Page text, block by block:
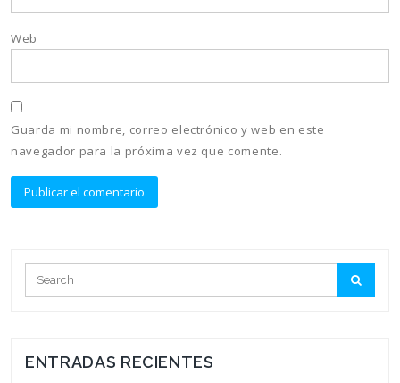
Web
Guarda mi nombre, correo electrónico y web en este
navegador para la próxima vez que comente.
ENTRADAS RECIENTES